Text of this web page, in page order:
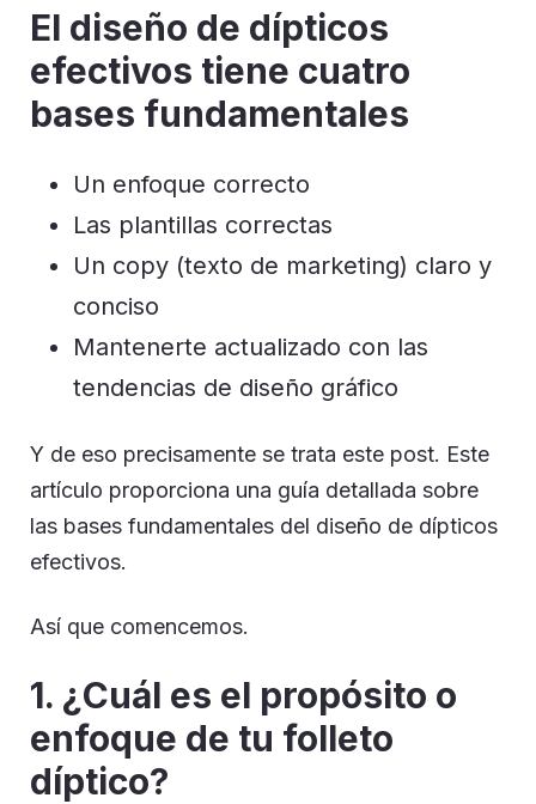
El diseño de dípticos
efectivos tiene cuatro
bases fundamentales
Un enfoque correcto
Las plantillas correctas
Un copy (texto de marketing) claro y
conciso
Mantenerte actualizado con las
tendencias de diseño gráfico
Y de eso precisamente se trata este post. Este
artículo proporciona una guía detallada sobre
las bases fundamentales del diseño de dípticos
efectivos.
Así que comencemos.
1. ¿Cuál es el propósito o
enfoque de tu folleto
díptico?